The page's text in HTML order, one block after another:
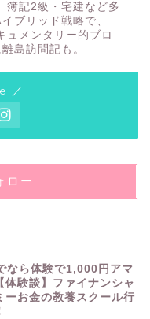
簿記2級・宅建など多
ブリッド戦略で、
ュメンタリー的ブロ
島訪問記も。
／
ロー
なら体験で1,000円アマ
体験談】ファイナンシャ
ーお金の教養スクール行